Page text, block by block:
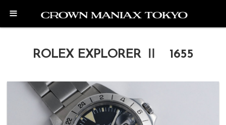
≡
ROLEX EXPLORER Ⅱ 1655